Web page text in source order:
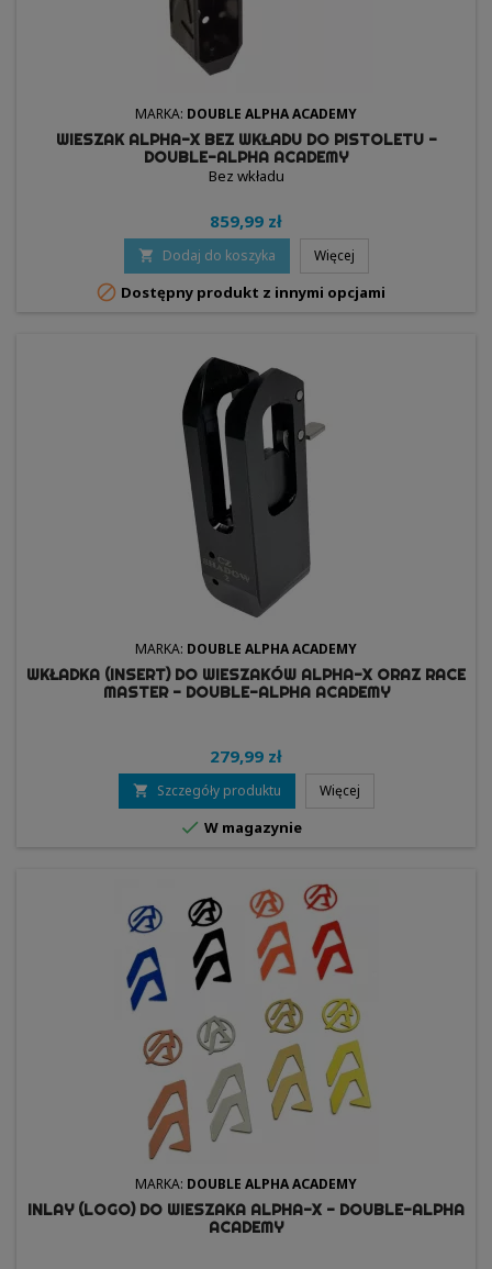
MARKA: DOUBLE ALPHA ACADEMY
WIESZAK ALPHA-X BEZ WKŁADU DO PISTOLETU -
DOUBLE-ALPHA ACADEMY
Bez wkładu
859,99 zł
 Dodaj do koszyka Więcej
 Dostępny produkt z innymi opcjami
MARKA: DOUBLE ALPHA ACADEMY
WKŁADKA (INSERT) DO WIESZAKÓW ALPHA-X ORAZ RACE
MASTER - DOUBLE-ALPHA ACADEMY
279,99 zł
 Szczegóły produktu Więcej
 W magazynie
MARKA: DOUBLE ALPHA ACADEMY
INLAY (LOGO) DO WIESZAKA ALPHA-X - DOUBLE-ALPHA
ACADEMY